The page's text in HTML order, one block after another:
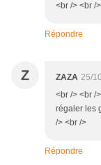
<br /> <br /
Répondre
Z ZAZA 25/
<br /> <br /
régaler les
/> <br />
Répondre